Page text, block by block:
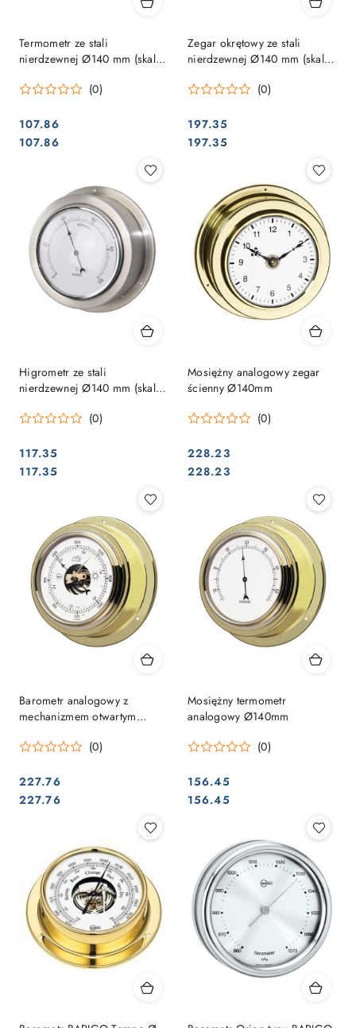
Termometr ze stali
nierdzewnej Ø140 mm (skala
instrument pokładowy
(0)
Cena:
107.86
Cena:
107.86
Zegar okrętowy ze stali
nierdzewnej Ø140 mm (skala
instrument pokładowy
(0)
Cena:
197.35
Cena:
197.35
Higrometr ze stali
nierdzewnej Ø140 mm (skala
pokładowy
(0)
Cena:
117.35
Cena:
117.35
Mosiężny analogowy zegar
ścienny Ø140mm
(0)
Cena:
228.23
Cena:
228.23
Barometr analogowy z
mechanizmem otwartym
Ø140mm
(0)
Cena:
227.76
Cena:
227.76
Mosiężny termometr
analogowy Ø140mm
(0)
Cena:
156.45
Cena:
156.45